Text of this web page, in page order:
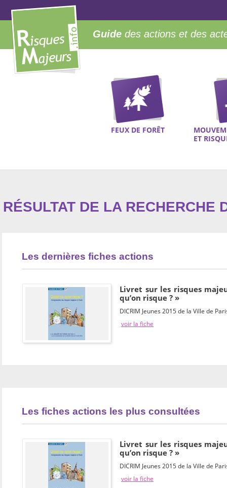
Guide des actions et des
FEUX DE FORÊT
ET
RÉSULTAT DE LA RECHERCHE
Les dernières fiches actions
Livret sur les risques
qu’on risque ? »
DICRIM Jeunes 2015 de la Ville de
voir la fiche
Les fiches actions les plus consultées
Livret sur les risques
qu’on risque ? »
DICRIM Jeunes 2015 de la Ville de
voir la fiche